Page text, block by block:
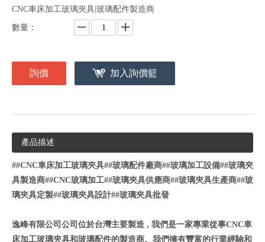
CNC車床加工玻璃夾具|玻璃配件製造商
數量：
詢價 加入詢價籃
產品描述
##CNC車床加工玻璃夾具##玻璃配件廠商##玻璃加工設備##玻璃夾
具製造商##CNC玻璃加工##玻璃夾具供應商##玻璃夾具生產商##玻
璃夾具定製##玻璃夾具設計##玻璃夾具批發
逸峰有限公司公司位於台灣主要製造 , 我們是一家專業從事CNC車
床加工玻璃夾具和玻璃配件的製造商。我們擁有豐富的行業經驗和